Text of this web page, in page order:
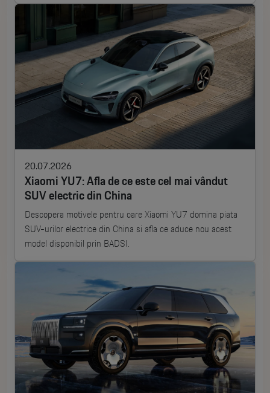
20.07.2026
Xiaomi YU7: Afla de ce este cel mai vândut
SUV electric din China
Descopera motivele pentru care Xiaomi YU7 domina piata
SUV-urilor electrice din China si afla ce aduce nou acest
model disponibil prin BADSI.